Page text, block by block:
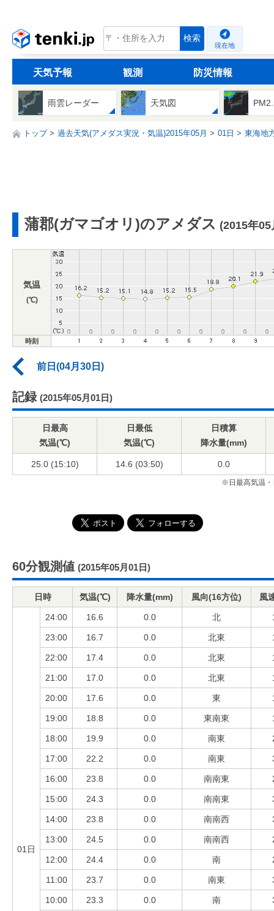
tenki.jp 検索
現在地
天気予報 観測 防災情報
雨雲レーダー 天気図
トップ 過去天気(アメダス実況・気温)2015年05月 01日 東海地
蒲郡(ガマゴオリ)のアメダス (2015年05
気温
(℃)
時刻
前日(04月30日)
記録 (2015年05月01日)
日最高
気温(℃)
日最低
気温(℃)
日積算
降水量(mm)
25.0 (15:10) 14.6 (03:50) 0.0
※日最高気温・
60分観測値 (2015年05月01日)
日時 気温(℃) 降水量(mm) 風向(16方位) 風
01日
24:00 16.6 0.0 北
23:00 16.7 0.0 北東
22:00 17.4 0.0 北東
21:00 17.0 0.0 北東
20:00 17.6 0.0 東
19:00 18.8 0.0 東南東
18:00 19.9 0.0 南東
17:00 22.2 0.0 南東
16:00 23.8 0.0 南南東
15:00 24.3 0.0 南南東
14:00 23.8 0.0 南南西
13:00 24.5 0.0 南南西
12:00 24.4 0.0 南
11:00 23.7 0.0 南東
10:00 23.3 0.0 南